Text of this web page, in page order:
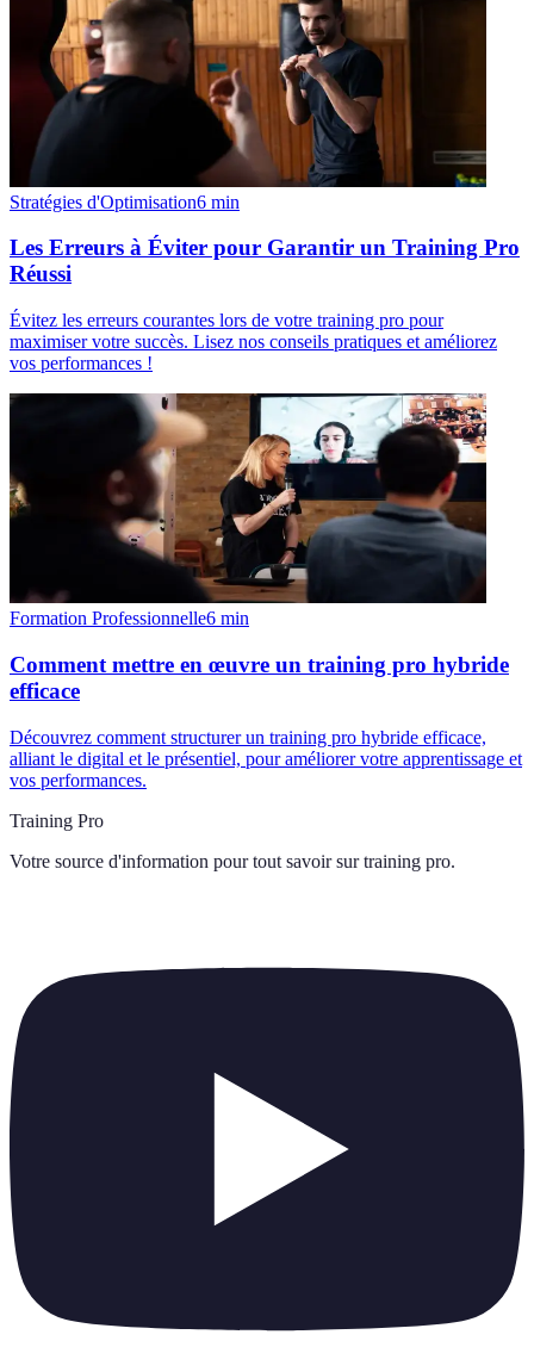
Stratégies d'Optimisation6 min
Les Erreurs à Éviter pour Garantir un Training Pro
Réussi
Évitez les erreurs courantes lors de votre training pro pour
maximiser votre succès. Lisez nos conseils pratiques et améliorez
vos performances !
Formation Professionnelle6 min
Comment mettre en œuvre un training pro hybride
efficace
Découvrez comment structurer un training pro hybride efficace,
alliant le digital et le présentiel, pour améliorer votre apprentissage et
vos performances.
Training Pro
Votre source d'information pour tout savoir sur training pro.